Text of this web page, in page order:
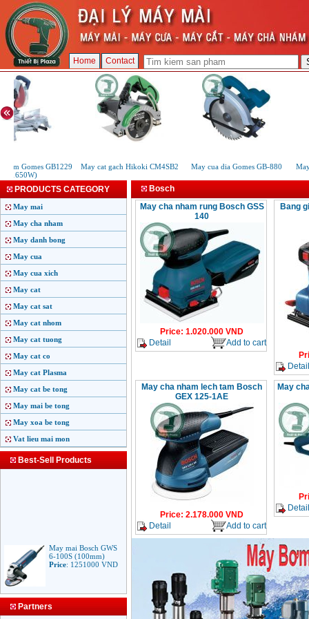
Home Contact
Gomes GB1229
(1650W)
May cat gach Hikoki CM4SB2 May cua dia Gomes GB-880
PRODUCTS CATEGORY
May mai
May cha nham
May danh bong
May cua
May cua xich
May cat
May cat sat
May cat nhom
May cat tuong
May cat co
May cat Plasma
May cat be tong
May mai be tong
May xoa be tong
Vat lieu mai mon
Best-Sell Products
May mai Bosch GWS
6-100S (100mm)
Price:1251000VND
May mai Makita
9553B (100mm)
Partners
Bosch
May cha nham rung Bosch GSS
140
Price: 1.020.000 VND
Detail
Add to cart
Bang
Detail
May cha nham lech tam Bosch
GEX 125-1AE
Price: 2.178.000 VND
Detail
Add to cart
May
Detail